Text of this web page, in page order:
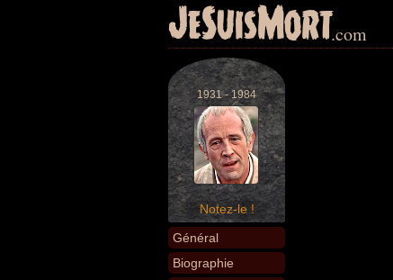
JeSuisMort.com
1931 - 1984
Notez-le !
Général
Biographie